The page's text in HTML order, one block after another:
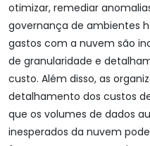
otimizar, remediar
governança de ambientes
gastos com a nuvem são
de granularidade e
custo. Além disso, as
detalhamento dos custos
que os volumes de dados
inesperados da nuvem